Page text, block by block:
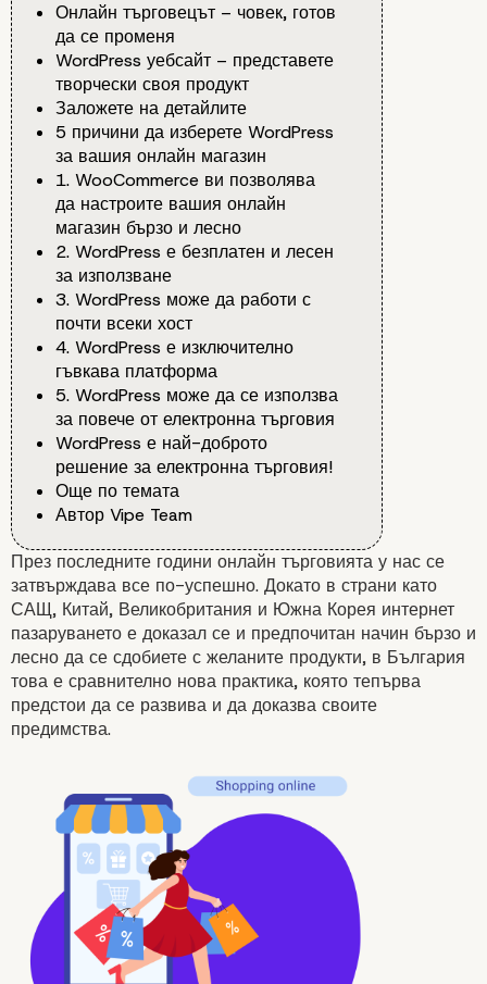
Онлайн търговецът – човек, готов
да се променя
WordPress уебсайт – представете
творчески своя продукт
Заложете на детайлите
5 причини да изберете WordPress
за вашия онлайн магазин
1. WooCommerce ви позволява
да настроите вашия онлайн
магазин бързо и лесно
2. WordPress е безплатен и лесен
за използване
3. WordPress може да работи с
почти всеки хост
4. WordPress е изключително
гъвкава платформа
5. WordPress може да се използва
за повече от електронна търговия
WordPress е най-доброто
решение за електронна търговия!
Още по темата
Автор Vipe Team
През последните години онлайн търговията у нас се
затвърждава все по-успешно. Докато в страни като
САЩ, Китай, Великобритания и Южна Корея интернет
пазаруването е доказал се и предпочитан начин бързо и
лесно да се сдобиете с желаните продукти, в България
това е сравнително нова практика, която тепърва
предстои да се развива и да доказва своите
предимства.